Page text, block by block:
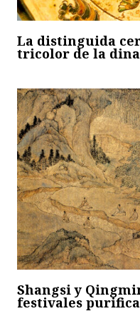
La distinguida
tricolor de la
Shangsi y
festivales